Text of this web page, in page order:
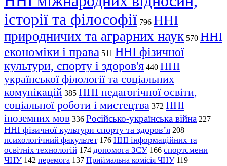
історії та філософії 796 ННІ
природничих та аграрних наук 570 ННІ
економіки і права 511 ННІ фізичної
культури, спорту і здоров'я 440 ННІ
української філології та соціальних
комунікацій 385 ННІ педагогічної освіти,
соціальної роботи і мистецтва 372 ННІ
іноземних мов 336 Російсько-українська війна 227
ННІ фізичної культури спорту та здоров’я 208
психологічний факультет 176 ННІ інформаційних та
освітніх технологій 174 допомога ЗСУ 166 спортсмени
ЧНУ 142 перемога 137 Приймальна комісія ЧНУ 119